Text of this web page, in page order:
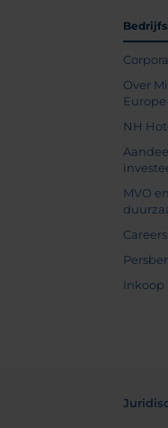
Over
NH
MVO en
Careers
Inkoop